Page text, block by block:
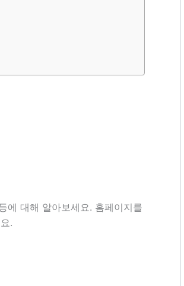
에 대해 알아보세요. 홈페이지를
.